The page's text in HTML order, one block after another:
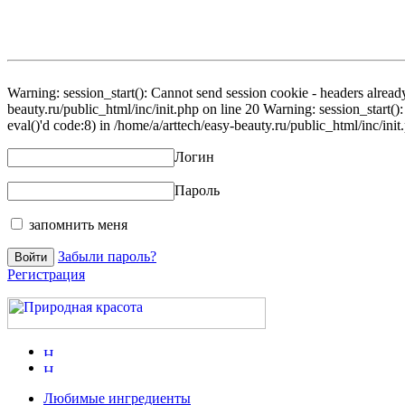
Warning: session_start(): Cannot send session cookie - headers
beauty.ru/public_html/inc/init.php on line 20 Warning:
eval()'d code:8) in /home/a/arttech/easy-beauty.ru/public_html/inc/
Логин
Пароль
запомнить меня
Забыли пароль?
Регистрация
Любимые ингредиенты